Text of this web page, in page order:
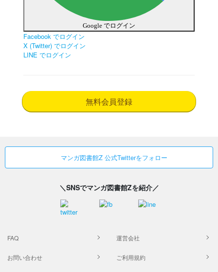
Google でログイン
Facebook でログイン
X (Twitter) でログイン
LINE でログイン
無料会員登録
マンガ図書館Z 公式Twitterをフォロー
＼SNSでマンガ図書館Zを紹介／
FAQ 運営会社
お問い合わせ ご利用規約